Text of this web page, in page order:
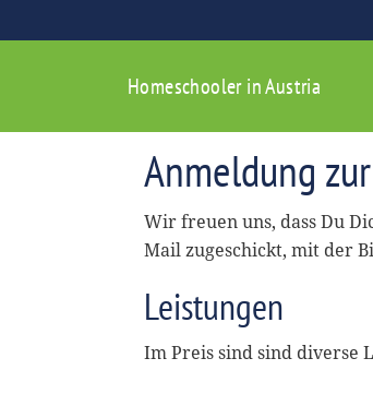
Homeschooler in Austria
Anmeldung
Wir freuen uns, dass Du
Mail zugeschickt, mit der
Leistungen
Im Preis sind sind diverse